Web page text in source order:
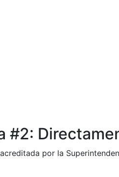
#2:
por la